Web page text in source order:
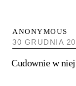
ANONYMOUS
30 GRUDNIA
Cudownie w